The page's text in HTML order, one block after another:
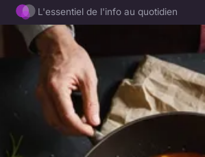
L'essentiel de l'info au quotidien